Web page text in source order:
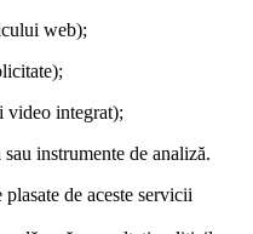
web);
video integrat);
instrumente de analiză.
de aceste servicii